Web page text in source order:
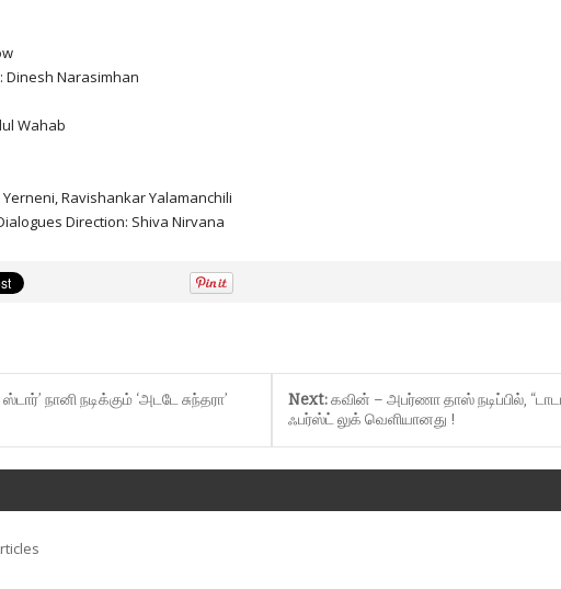
Dinesh Narasimhan
Wahab
Ravishankar Yalamanchili
Direction: Shiva Nirvana
ஸ்டார்’ நானி நடிக்கும் ‘அடடே சுந்தரா’
Next:கவின் – அபர்ணா தாஸ் நடிப்பில்,
ஃபர்ஸ்ட் லுக் வெளியானது !